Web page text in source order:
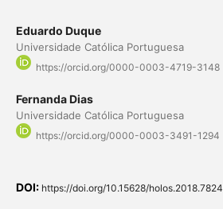
Eduardo Duque
Universidade Católica Portuguesa
https://orcid.org/0000-0003-4719-3148
Fernanda Dias
Universidade Católica Portuguesa
https://orcid.org/0000-0003-3491-1294
DOI: https://doi.org/10.15628/holos.2018.7824